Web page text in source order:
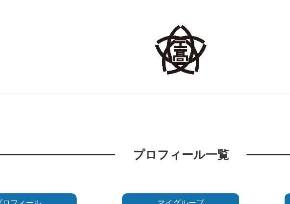
プロフィール一覧